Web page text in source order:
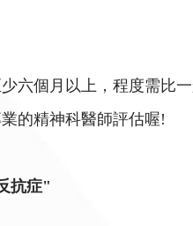
六個月以上，程度需比
的精神科醫師評估喔!
抗症"